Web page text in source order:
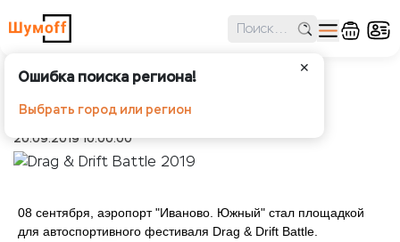
✕
Ошибка поиска региона!
Выбрать город или регион
Drag & Drift Battle 2019
Шумоff Новости Drag & Drift Battle 2019
20.09.2019 10:00:00
08 сентября, аэропорт "Иваново. Южный" стал площадкой
для автоспортивного фестиваля Drag & Drift Battle.